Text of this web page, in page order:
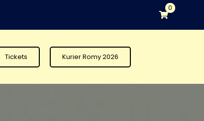
0
Tickets Kurier Romy 2026